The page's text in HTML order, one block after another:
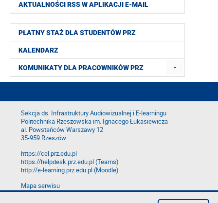
AKTUALNOŚCI RSS W APLIKACJI E-MAIL
PŁATNY STAŻ DLA STUDENTÓW PRZ
KALENDARZ
KOMUNIKATY DLA PRACOWNIKÓW PRZ
Sekcja ds. Infrastruktury Audiowizualnej i E-learningu
Politechnika Rzeszowska im. Ignacego Łukasiewicza
al. Powstańców Warszawy 12
35-959 Rzeszów
https://cel.prz.edu.pl
https://helpdesk.prz.edu.pl (Teams)
http://e-learning.prz.edu.pl (Moodle)
Mapa serwisu
Deklaracja dostępności